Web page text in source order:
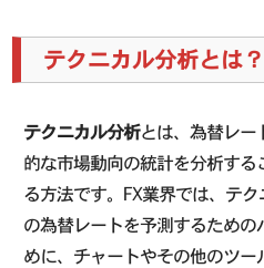
テクニカル分析とは？
テクニカル分析とは、為替レー
的な市場動向の統計を分析す
る方法です。FX業界では、テ
の為替レートを予測するため
めに、チャートやその他のツー